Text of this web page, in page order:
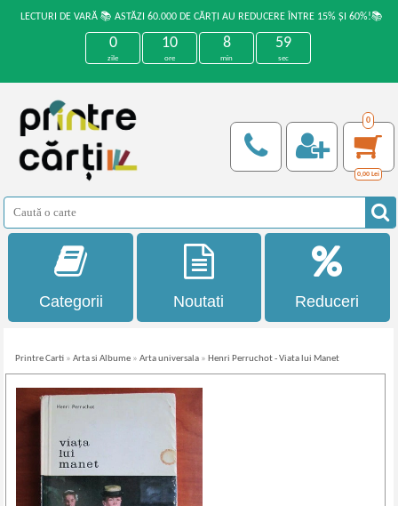
LECTURI DE VARĂ 📚 ASTĂZI 60.000 DE CĂRȚI AU REDUCERE ÎNTRE 15% ȘI 60%!📚
0
zile
10
ore
8
min
59
sec
0
0,00 Lei
Categorii Noutati Reduceri
Printre Carti »Arta si Albume »Arta universala » Henri Perruchot - Viata lui Manet